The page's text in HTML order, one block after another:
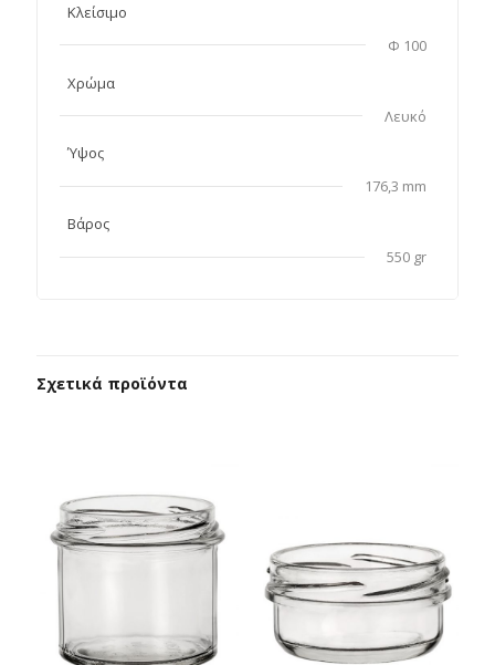
Κλείσιμο
Φ 100
Χρώμα
Λευκό
Ύψος
176,3 mm
Βάρος
550 gr
Σχετικά προϊόντα